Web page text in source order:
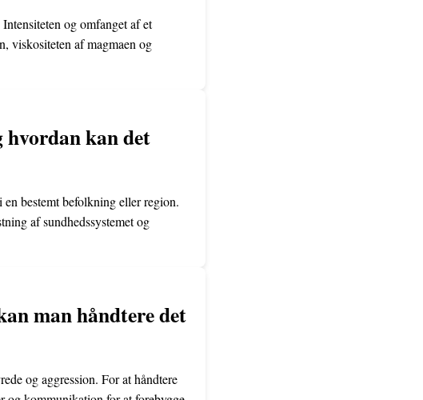
og omfanget af et
viskositeten af magmaen og
hvordan kan det
bestemt befolkning eller region.
af sundhedssystemet og
man håndtere det
og aggression. For at håndtere